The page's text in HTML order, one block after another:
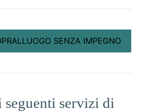
SENZA IMPEGNO
seguenti servizi di